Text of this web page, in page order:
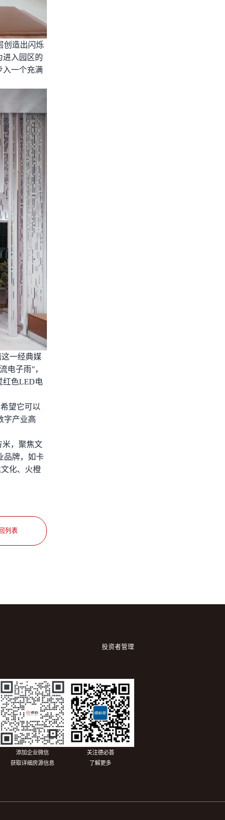
创造出闪烁
进入园区的
入一个充满
一经典媒
电子雨”，
红色LED电
望它可以
字产业高
米，聚焦文
品牌，如卡
化、火橙
列表
投资者管理
添加企业微信
获取详细房源信息
关注德必荟
了解更多